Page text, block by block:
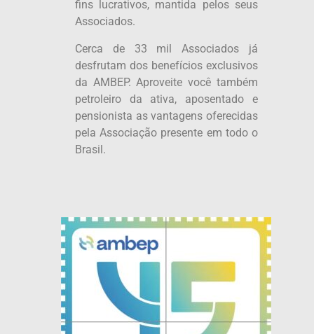
fins lucrativos, mantida pelos seus
Associados.
Cerca de 33 mil Associados já
desfrutam dos benefícios exclusivos
da AMBEP. Aproveite você também
petroleiro da ativa, aposentado e
pensionista as vantagens oferecidas
pela Associação presente em todo o
Brasil.